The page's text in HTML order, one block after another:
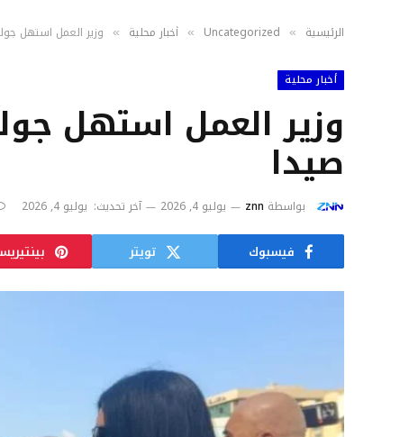
الرئيسية »
Uncategorized
» أخبار محلية » وزير العمل استهل
أخبار محلية
وزير العمل استهل
صيدا
بواسطة znn يوليو 4, 2026 آخر تحديث: يوليو 4, 2026
فيسبوك تويتر